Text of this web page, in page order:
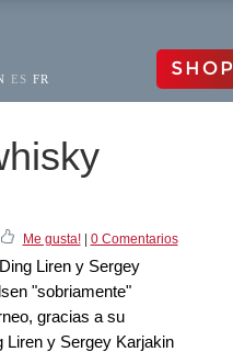
ES FR SHOP
Me gusta!| 0 Comentarios
Liren y Sergey
"sobriamente"
gracias a su
Liren y Sergey Karjakin